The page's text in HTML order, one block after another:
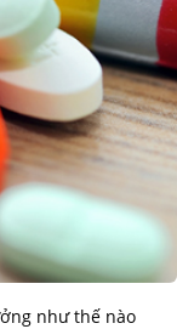
như thế nào